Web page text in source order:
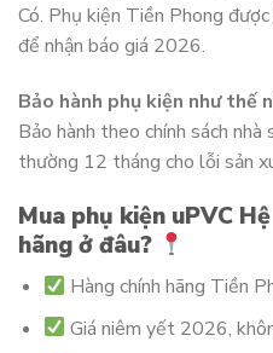
Có. Phụ kiện Tiền Phong
để nhận báo giá 2026.
Bảo hành phụ kiện như thế
Bảo hành theo chính sách
thường 12 tháng cho lỗi sản
Mua phụ kiện uPVC
hãng ở đâu?
Hàng chính hãng Tiền
Giá niêm yết 2026,